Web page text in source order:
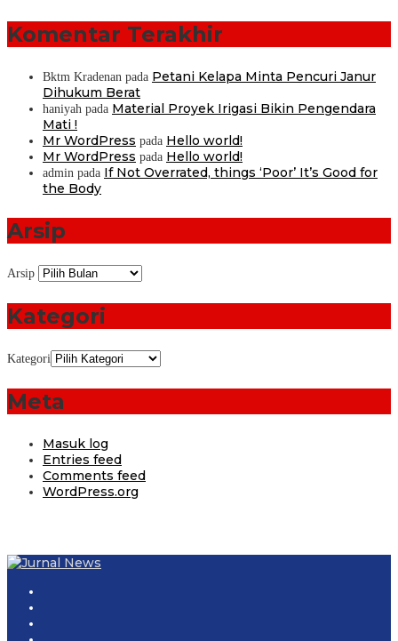
Komentar Terakhir
Bktm Kradenan pada Petani Kelapa Minta Pencuri Janur
Dihukum Berat
haniyah pada Material Proyek Irigasi Bikin Pengendara
Mati !
Mr WordPress pada Hello world!
Mr WordPress pada Hello world!
admin pada If Not Overrated, things ‘Poor’ It’s Good for
the Body
Arsip
Arsip
Kategori
Kategori
Meta
Masuk log
Entries feed
Comments feed
WordPress.org